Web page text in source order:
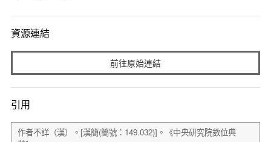
資源連結
前往原始連結
引用